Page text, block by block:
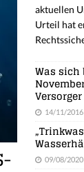
aktuellen
Urteil hat
Was sich
14/11/2016
09/08/2020